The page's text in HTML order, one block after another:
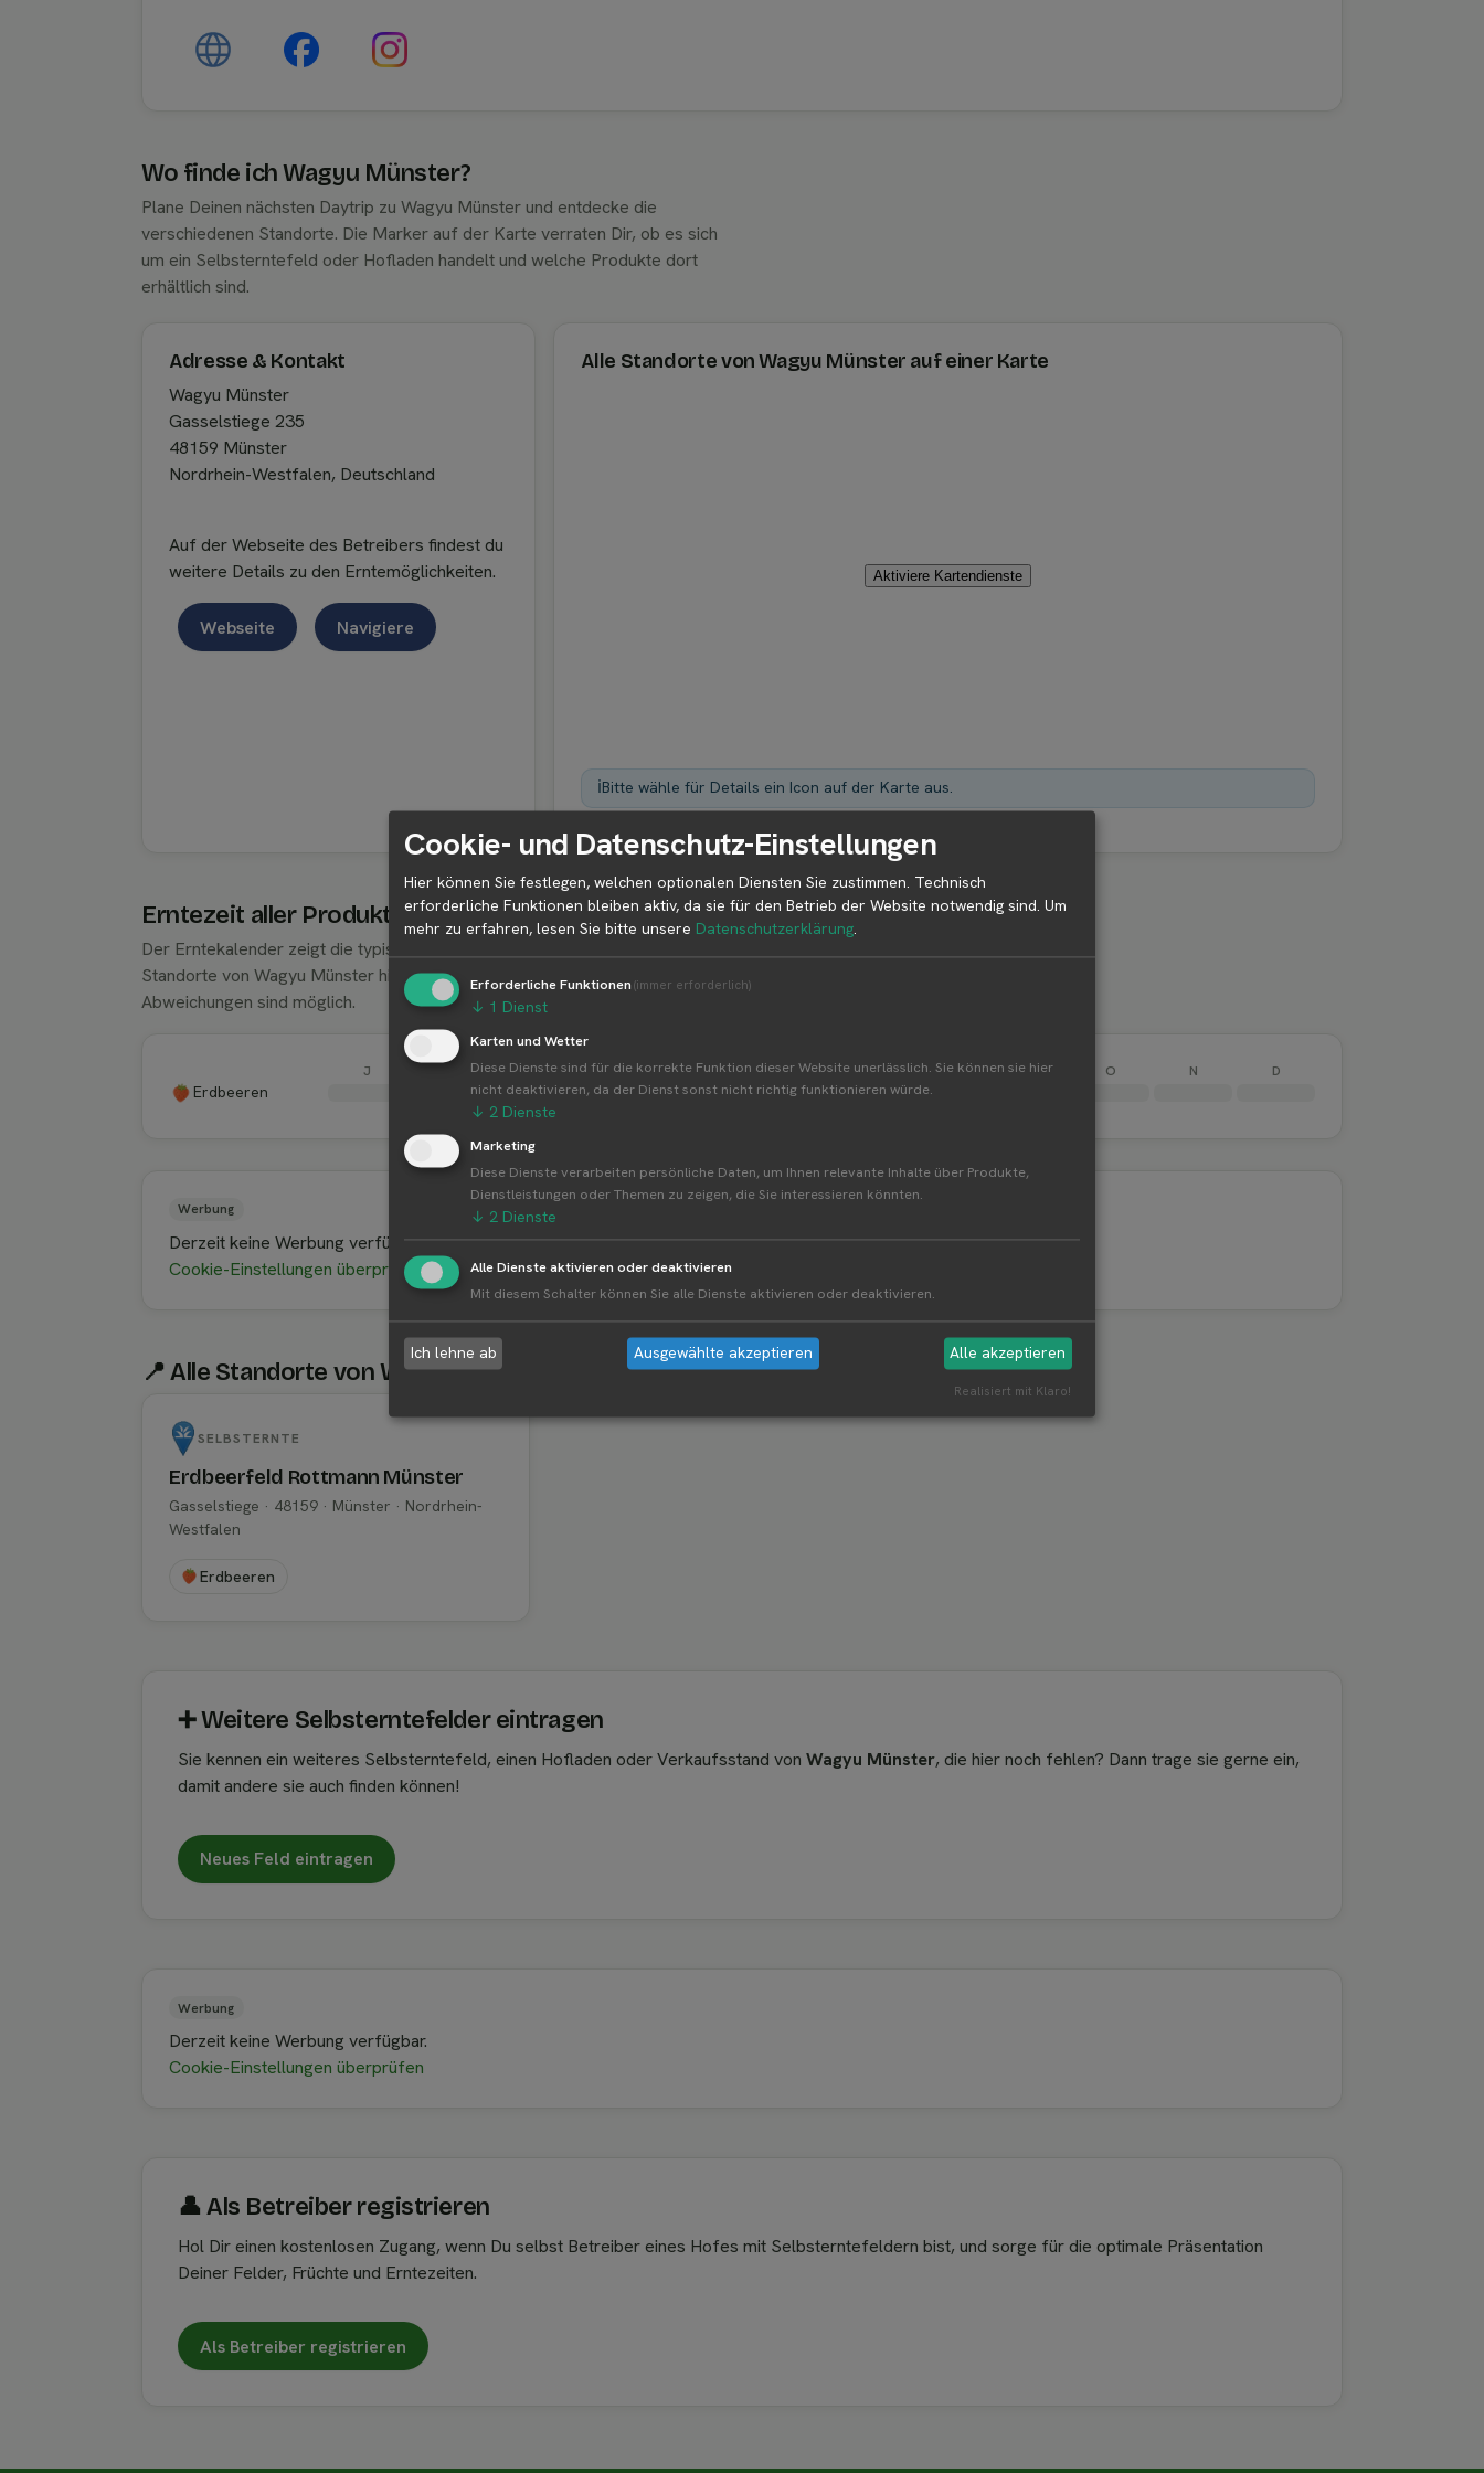
Wo finde ich Wagyu Münster?
Plane Deinen nächsten Daytrip zu Wagyu Münster und entdecke die
verschiedenen Standorte. Die Marker auf der Karte verraten Dir, ob es sich
um ein Selbsterntefeld oder Hofladen handelt und welche Produkte dort
erhältlich sind.
Adresse & Kontakt
Wagyu Münster
Gasselstiege 235
48159 Münster
Nordrhein-Westfalen, Deutschland
Auf der Webseite des Betreibers findest du
weitere Details zu den Erntemöglichkeiten.
Webseite Navigiere
Alle Standorte von Wagyu Münster auf einer Karte
Aktiviere Kartendienste
ℹ️Bitte wähle für Details ein Icon auf der Karte aus.
Erntezeit aller Produkte von Wagyu Münster
Der Erntekalender zeigt die typischen Erntezeiten der Produkte über alle
Standorte von Wagyu Münster hinweg. Regionale oder wetterbedingte
Abweichungen sind möglich.
J M A M J J A S O N D
Erdbeeren
Werbung
Derzeit keine Werbung verfügbar.
Cookie-Einstellungen überprüfen
📍 Alle Standorte von Wagyu Münster
SELBSTERNTE
Erdbeerfeld Rottmann Münster
Gasselstiege · 48159 · Münster · Nordrhein-
Westfalen
Erdbeeren
➕︎ Weitere Selbsterntefelder eintragen
Sie kennen ein weiteres Selbsterntefeld, einen Hofladen oder Verkaufsstand von Wagyu Münster, die hier noch fehlen? Dann trage sie gerne ein,
damit andere sie auch finden können!
Neues Feld eintragen
Werbung
Derzeit keine Werbung verfügbar.
Cookie-Einstellungen überprüfen
👤︎ Als Betreiber registrieren
Hol Dir einen kostenlosen Zugang, wenn Du selbst Betreiber eines Hofes mit Selbsterntefeldern bist, und sorge für die optimale Präsentation
Deiner Felder, Früchte und Erntezeiten.
Als Betreiber registrieren
Cookie- und Datenschutz-Einstellungen
Hier können Sie festlegen, welchen optionalen Diensten Sie zustimmen. Technisch
erforderliche Funktionen bleiben aktiv, da sie für den Betrieb der Website notwendig sind. Um
mehr zu erfahren, lesen Sie bitte unsere Datenschutzerklärung.
Erforderliche Funktionen (immer erforderlich)
↓ 1 Dienst
Karten und Wetter
Diese Dienste sind für die korrekte Funktion dieser Website unerlässlich. Sie können sie hier
nicht deaktivieren, da der Dienst sonst nicht richtig funktionieren würde.
↓ 2 Dienste
Marketing
Diese Dienste verarbeiten persönliche Daten, um Ihnen relevante Inhalte über Produkte,
Dienstleistungen oder Themen zu zeigen, die Sie interessieren könnten.
↓ 2 Dienste
Alle Dienste aktivieren oder deaktivieren
Mit diesem Schalter können Sie alle Dienste aktivieren oder deaktivieren.
Ich lehne ab Ausgewählte akzeptieren Alle akzeptieren
Realisiert mit Klaro!